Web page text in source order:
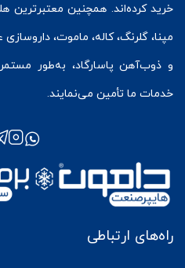
خرید کرده‌اند. همچنین معتبرترین
مپنا، گلرنگ، کاله، ماموت،
و ذوب‌آهن پاسارگاد، به‌طور
خدمات ما تأمین می‌نمایند.
راه‌های ارتباطی